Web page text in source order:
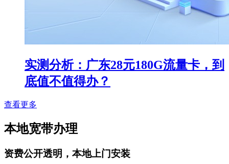
实测分析：广东28元180G流量卡，到
底值不值得办？
查看更多
本地宽带办理
资费公开透明，本地上门安装